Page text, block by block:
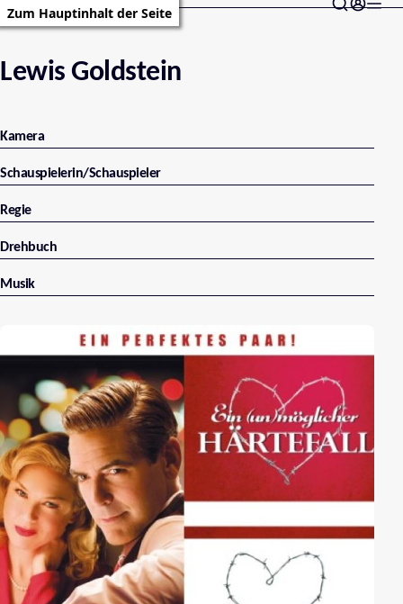
Zum Hauptinhalt der Seite
Lewis Goldstein
Kamera
Schauspielerin/Schauspieler
Regie
Drehbuch
Musik